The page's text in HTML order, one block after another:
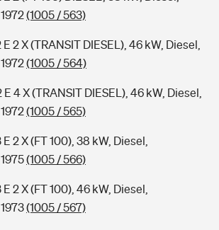
(1005 / 563)
2 X (TRANSIT DIESEL), 46 kW, Diesel,
(1005 / 564)
4 X (TRANSIT DIESEL), 46 kW, Diesel,
(1005 / 565)
2 X (FT 100), 38 kW, Diesel,
(1005 / 566)
2 X (FT 100), 46 kW, Diesel,
(1005 / 567)